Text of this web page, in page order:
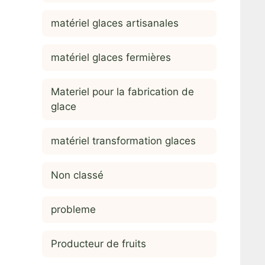
matériel glaces artisanales
matériel glaces fermières
Materiel pour la fabrication de
glace
matériel transformation glaces
Non classé
probleme
Producteur de fruits